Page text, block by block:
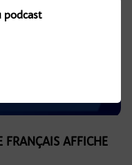
FRANÇAIS AFFICHE
podcast